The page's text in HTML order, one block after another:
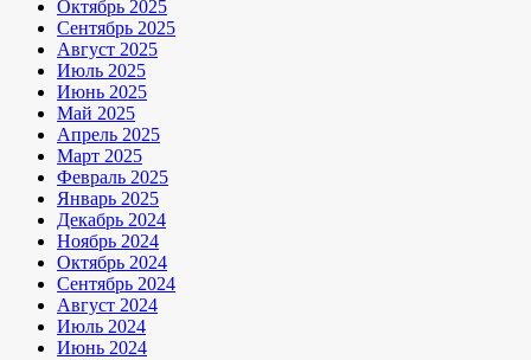
Октябрь 2025
Сентябрь 2025
Август 2025
Июль 2025
Июнь 2025
Май 2025
Апрель 2025
Март 2025
Февраль 2025
Январь 2025
Декабрь 2024
Ноябрь 2024
Октябрь 2024
Сентябрь 2024
Август 2024
Июль 2024
Июнь 2024